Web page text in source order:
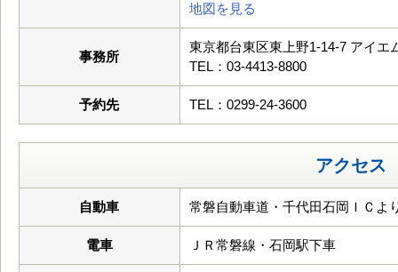
地図を見る
事務所
東京都台東区東上野1-14-7 アイエ
TEL：03-4413-8800
予約先 TEL：0299-24-3600
アクセス
自動車 常磐自動車道・千代田石岡ＩＣよ
電車 ＪＲ常磐線・石岡駅下車